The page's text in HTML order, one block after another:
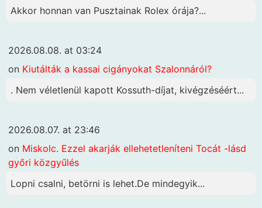
Akkor honnan van Pusztainak Rolex órája?...
2026.08.08. at 03:24
on Kiutálták a kassai cigányokat Szalonnáról?
. Nem véletlenül kapott Kossuth-díjat, kivégzéséért...
2026.08.07. at 23:46
on Miskolc. Ezzel akarják ellehetetleníteni Tocát -lásd
győri közgyűlés
Lopni csalni, betörni is lehet.De mindegyik...